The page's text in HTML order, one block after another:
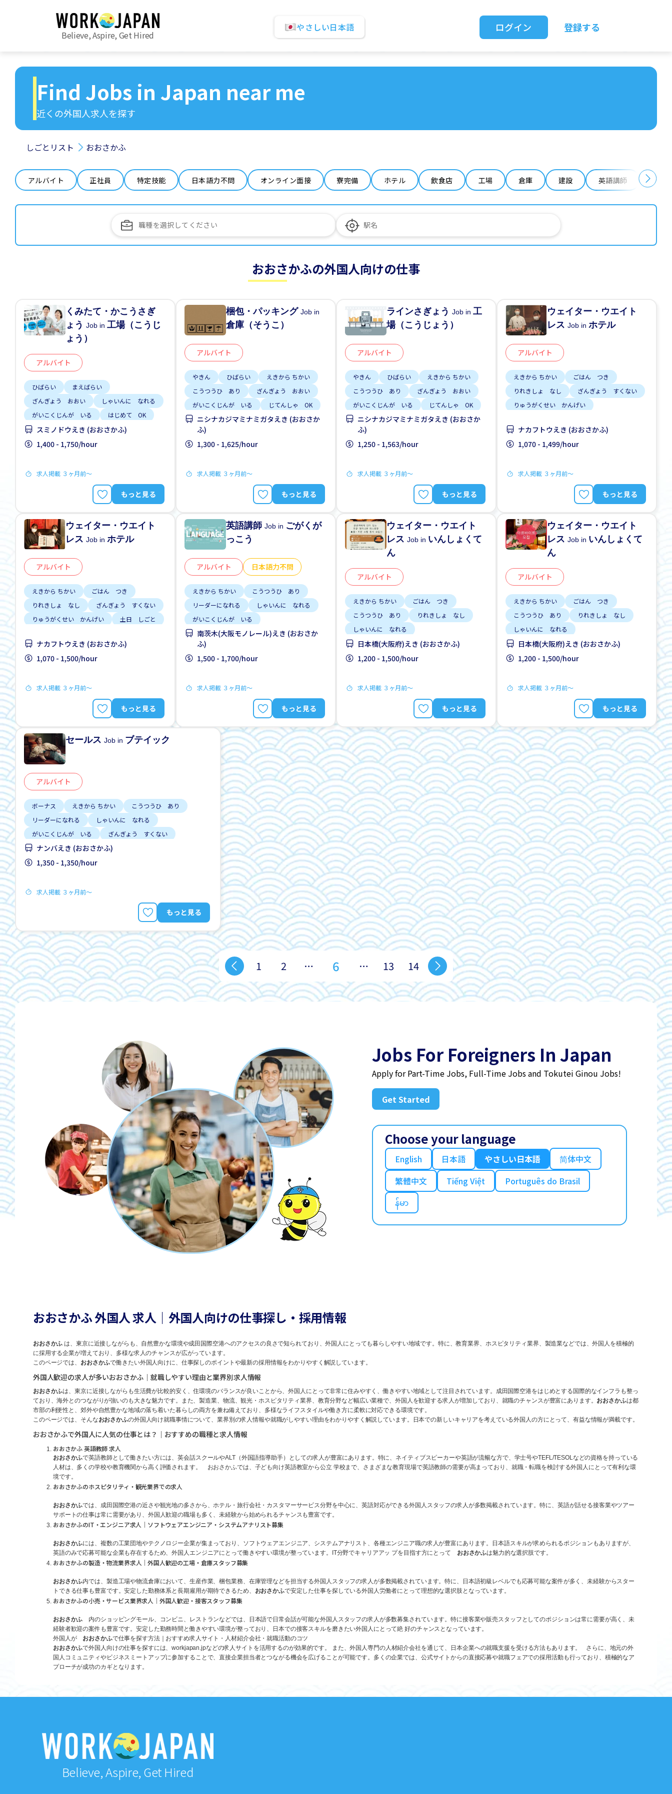
Believe, Aspire, Get Hired
やさしい日本語 ログイン 登録する
Find Jobs in Japan near me
近くの外国人求人を探す
しごとリスト おおさかふ
アルバイト 正社員 特定技能 日本語力不問 オンライン面接 寮完備 ホテル 飲食店 工場 倉庫 建設 英語講師 IT
おおさかふの外国人向けの仕事
くみたて・かこうさぎ
ょうJob in工場（こうじ
ょう）
アルバイト
ひばらい
まえばらい
ざんぎょう おおい
しゃいんに なれる
がいこくじんが いる
はじめて OK
じてんしゃ OK
土日祝 やすみ
女性かんげい
スミノドウえき (おおさかふ)
1,400 - 1,750/hour
求人掲載 ３ヶ月前〜
もっと見る
梱包・パッキングJob in
倉庫（そうこ）
アルバイト
やきん ひばらい
えきから ちかい
こうつうひ あり
ざんぎょう おおい
がいこくじんが いる
じてんしゃ OK
土日 しごと
女性かんげい
ニシナカジマミナミガタえき (おおさか
ふ)
1,300 - 1,625/hour
求人掲載 ３ヶ月前〜
もっと見る
ラインさぎょうJob in工
場（こうじょう）
アルバイト
やきん ひばらい
えきから ちかい
こうつうひ あり
ざんぎょう おおい
がいこくじんが いる
じてんしゃ OK
土日 しごと
女性かんげい
ニシナカジマミナミガタえき (おおさか
ふ)
1,250 - 1,563/hour
求人掲載 ３ヶ月前〜
もっと見る
ウェイター・ウエイト
レスJob inホテル
アルバイト
えきから ちかい
ごはん つき
りれきしょ なし
ざんぎょう すくない
りゅうがくせい かんげい
女性かんげい
高いきゅうりょう
ナカフトウえき (おおさかふ)
1,070 - 1,499/hour
求人掲載 ３ヶ月前〜
もっと見る
ウェイター・ウエイト
レスJob inホテル
アルバイト
えきから ちかい
ごはん つき
りれきしょ なし
ざんぎょう すくない
りゅうがくせい かんげい
土日 しごと
ナカフトウえき (おおさかふ)
1,070 - 1,500/hour
求人掲載 ３ヶ月前〜
もっと見る
英語講師Job in ごがくが
っこう
アルバイト 日本語力不問
えきから ちかい
こうつうひ あり
リーダーになれる
しゃいんに なれる
がいこくじんが いる
りゅうがくせい かんげい
しゅう2、3にち
じてんしゃ OK
南茨木(大阪モノレール)えき (おおさか
ふ)
1,500 - 1,700/hour
求人掲載 ３ヶ月前〜
もっと見る
ウェイター・ウエイト
レスJob in いんしょくて
ん
アルバイト
えきから ちかい
ごはん つき
こうつうひ あり
りれきしょ なし
しゃいんに なれる
がいこくじんが いる
しゅう2、3にち
はじめて OK
土日 しごと
日本橋(大阪府)えき (おおさかふ)
1,200 - 1,500/hour
求人掲載 ３ヶ月前〜
もっと見る
ウェイター・ウエイト
レスJob in いんしょくて
ん
アルバイト
えきから ちかい
ごはん つき
こうつうひ あり
りれきしょ なし
しゃいんに なれる
がいこくじんが いる
しゅう2、3にち
はじめて OK
土日 しごと
日本橋(大阪府)えき (おおさかふ)
1,200 - 1,500/hour
求人掲載 ３ヶ月前〜
もっと見る
セールスJob in ブテイック
アルバイト
ボーナス えきから ちかい
こうつうひ あり
リーダーになれる
しゃいんに なれる
がいこくじんが いる
ざんぎょう すくない
はじめて OK
土日 しごと
ナンバえき (おおさかふ)
1,350 - 1,350/hour
求人掲載 ３ヶ月前〜
もっと見る
1 2 … 6 … 13 14
Jobs For Foreigners In Japan
Apply for Part-Time Jobs, Full-Time Jobs and Tokutei Ginou Jobs!
Get Started
Choose your language
English 日本語 やさしい日本語
简体中文
繁體中文
Tiếng Việt
Português do Brasil
န်မာ
おおさかふ 外国人 求人｜外国人向けの仕事探し・採用情報
おおさかふ は、東京に近接しながらも、自然豊かな環境や成田国際空港へのアクセスの良さで知られており、外国人にとっても暮らしやすい地域です。特に、教育業界、ホスピタリティ業界、製造業などでは、外国人を積極的
に採用する企業が増えており、多様な求人のチャンスが広がっています。
このページでは、 おおさかふで働きたい外国人向けに、仕事探しのポイントや最新の採用情報をわかりやすく解説しています。
外国人歓迎の求人が多いおおさかふ｜就職しやすい理由と業界別求人情報
おおさかふは、東京に近接しながらも生活費が比較的安く、住環境のバランスが良いことから、外国人にとって非常に住みやすく、働きやすい地域として注目されています。成田国際空港をはじめとする国際的なインフラも整っ
ており、海外とのつながりが強いのも大きな魅力です。また、製造業、物流、観光・ホスピタリティ業界、教育分野など幅広い業種で、外国人を歓迎する求人が増加しており、就職のチャンスが豊富にあります。 おおさかふは都
市部の利便性と、郊外や自然豊かな地域の落ち着いた暮らしの両方を兼ね備えており、多様なライフスタイルや働き方に柔軟に対応できる環境です。
このページでは、そんなおおさかふの外国人向け就職事情について、業界別の求人情報や就職がしやすい理由をわかりやすく解説しています。日本での新しいキャリアを考えている外国人の方にとって、有益な情報が満載です。
おおさかふで外国人に人気の仕事とは？｜おすすめの職種と求人情報
おおさかふ 英語教師 求人
おおさかふで英語教師として働きたい方には、英会話スクールやALT（外国語指導助手）としての求人が豊富にあります。特に、ネイティブスピーカーや英語が流暢な方で、学士号やTEFL/TESOLなどの資格を持っている
人材は、多くの学校や教育機関から高く評価されます。 おおさかふでは、子ども向け英語教室から公立 学校まで、さまざまな教育現場で英語教師の需要が高まっており、就職・転職を検討する外国人にとって有利な環
境です。
おおさかふのホスピタリティ・観光業界での求人
おおさかふでは、成田国際空港の近さや観光地の多さから、ホテル・旅行会社・カスタマーサービス分野を中心に、英語対応ができる外国人スタッフの求人が多数掲載されています。特に、英語が話せる接客業やツアー
サポートの仕事は常に需要があり、外国人歓迎の職場も多く、未経験から始められるチャンスも豊富です。
おおさかふのIT・エンジニア求人｜ソフトウェアエンジニア・システムアナリスト募集
おおさかふには、複数の工業団地やテクノロジー企業が集まっており、ソフトウェアエンジニア、システムアナリスト、各種エンジニア職の求人が豊富にあります。日本語スキルが求められるポジションもありますが、
英語のみで応募可能な企業も存在するため、外国人エンジニアにとって働きやすい環境が整っています。IT分野でキャリアアッ プを目指す方にとって おおさかふは魅力的な選択肢です。
おおさかふの製造・物流業界求人｜外国人歓迎の工場・倉庫スタッフ募集
おおさかふ内では、製造工場や物流倉庫において、生産作業、梱包業務、在庫管理などを担当する外国人スタッフの求人が多数掲載されています。特に、日本語初級レベルでも応募可能な案件が多く、未経験からスター
トできる仕事も豊富です。安定した勤務体系と長期雇用が期待できるため、
おおさかふで安定した仕事を探している外国人労働者にとって理想的な選択肢となっています。
おおさかふの小売・サービス業界求人｜外国人歓迎・接客スタッフ募集
おおさかふ 内のショッピングモール、コンビニ、レストランなどでは、日本語で日常会話が可能な外国人スタッフの求人が多数募集されています。特に接客業や販売スタッフとしてのポジションは常に需要が高く、未
経験者歓迎の案件も豊富です。安定した勤務時間と働きやすい環境が整っており、日本での接客スキルを磨きたい外国人にとって絶 好のチャンスとなっています。
外国人が おおさかふで仕事を探す方法｜おすすめ求人サイト・人材紹介会社・就職活動のコツ
おおさかふで外国人向けの仕事を探すには、workjapan.jpなどの求人サイトを活用するのが効果的です。 また、外国人専門の人材紹介会社を通じて、日本企業への就職支援を受ける方法もあります。 さらに、地元の外
国人コミュニティやビジネスミートアップに参加することで、直接企業担当者とつながる機会を広げることが可能です。多くの企業では、公式サイトからの直接応募や就職フェアでの採用活動も行っており、積極的なア
プローチが成功のカギとなります。
Believe, Aspire, Get Hired